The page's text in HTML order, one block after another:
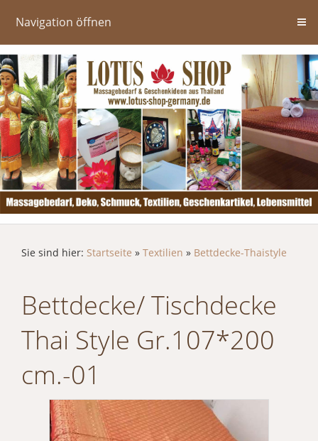
Navigation öffnen
Sie sind hier: Startseite » Textilien » Bettdecke-Thaistyle
Bettdecke/ Tischdecke
Thai Style Gr.107*200
cm.-01